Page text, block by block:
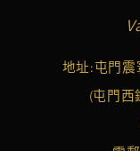
地址:屯門震
(屯門西